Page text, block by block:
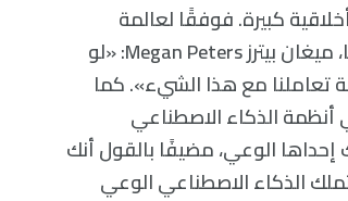
كبيرة. فوفقًا لعالمة
الأعصاب والمؤلفة المشاركة في الدراسة من جامعة كاليفورنيا، ميغان بيترز Megan Peters: «لو
تعاملنا مع هذا الشيء». كما
أنظمة الذكاء الاصطناعي
الوعي، مضيفًا بالقول أنك
الذكاء الاصطناعي الوعي